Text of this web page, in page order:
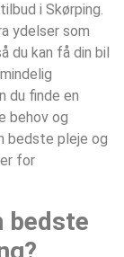
i Skørping.
ydelser som
du kan få din bil
du finde en
behov og
bedste pleje og
for
bedste